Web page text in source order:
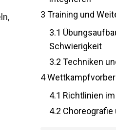
Training und
3.1
Schwierigkeit
3.2Techniken
4.1Richtlinien im
4.2Choreografie